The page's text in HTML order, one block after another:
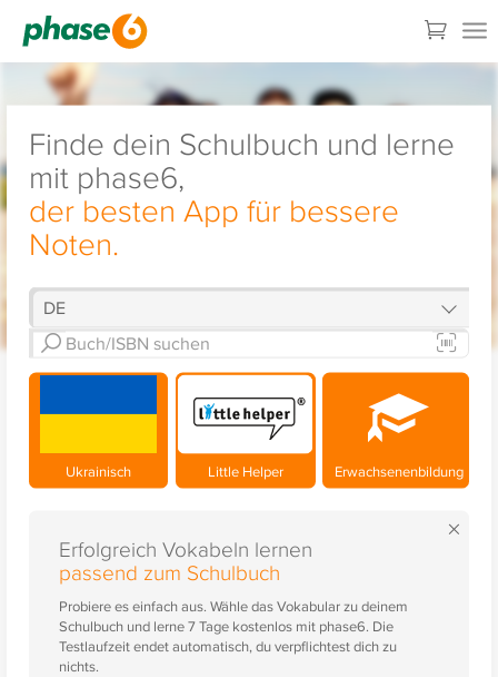
Finde dein Schulbuch und lerne
mit phase6,
der besten App für bessere
Noten.
Ukrainisch Little Helper Erwachsenenbildung
×
Erfolgreich Vokabeln lernen
passend zum Schulbuch
Probiere es einfach aus. Wähle das Vokabular zu deinem
Schulbuch und lerne 7 Tage kostenlos mit phase6. Die
Testlaufzeit endet automatisch, du verpflichtest dich zu
nichts.